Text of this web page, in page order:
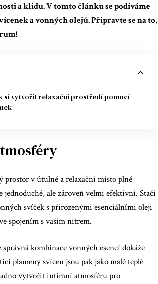
a klidu. V tomto článku se podíváme
a vonných olejů. Připravte se na to,
si vytvořit relaxační prostředí pomocí
v útulné a relaxační místo plné
ale zároveň velmi efektivní. Stačí
svíček s přirozenými esenciálními oleji
spojením s vaším nitrem.
kombinace vonných esencí dokáže
plameny svícen jsou pak jako malé teplé
vytvořit intimní atmosféru pro